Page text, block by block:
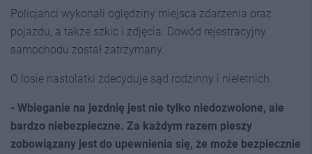
Policjanci wykonali oględziny miejsca zdarzenia oraz
pojazdu, a także szkic i zdjęcia. Dowód rejestracyjny
samochodu został zatrzymany.
O losie nastolatki zdecyduje sąd rodzinny i nieletnich.
- Wbieganie na jezdnię jest nie tylko niedozwolone, ale
bardzo niebezpieczne. Za każdym razem pieszy
zobowiązany jest do upewnienia się, że może bezpiecznie